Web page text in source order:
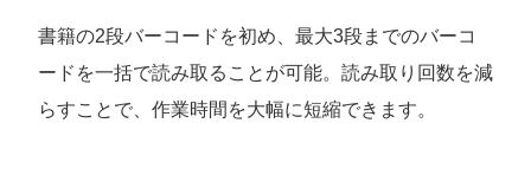
書籍の2段バーコードを初め、最大3段までのバーコ
ードを一括で読み取ることが可能。読み取り回数を減
らすことで、作業時間を大幅に短縮できます。